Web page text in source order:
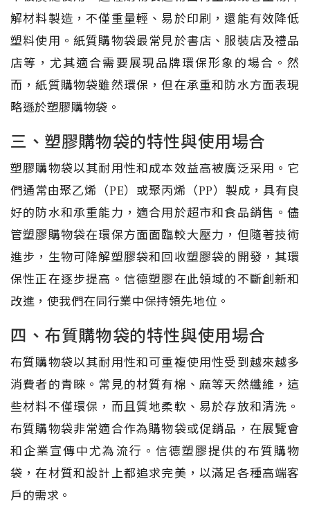
解材料製造，不僅重量輕、易於印刷，還能有效降低
塑料使用。紙質購物袋最常見於書店、服裝店及禮品
店等，尤其適合需要展現品牌環保形象的場合。然
而，紙質購物袋雖然環保，但在承重和防水方面表現
略遜於塑膠購物袋。
三、塑膠購物袋的特性與使用場合
塑膠購物袋以其耐用性和成本效益高被廣泛采用。它
們通常由聚乙烯（PE）或聚丙烯（PP）製成，具有良
好的防水和承重能力，適合用於超市和食品銷售。儘
管塑膠購物袋在環保方面面臨較大壓力，但隨著技術
進步，生物可降解塑膠袋和回收塑膠袋的開發，其環
保性正在逐步提高。信德塑膠在此領域的不斷創新和
改進，使我們在同行業中保持領先地位。
四、布質購物袋的特性與使用場合
布質購物袋以其耐用性和可重複使用性受到越來越多
消費者的青睞。常見的材質有棉、麻等天然纖維，這
些材料不僅環保，而且質地柔軟、易於存放和清洗。
布質購物袋非常適合作為購物袋或促銷品，在展覽會
和企業宣傳中尤為流行。信德塑膠提供的布質購物
袋，在材質和設計上都追求完美，以滿足各種高端客
戶的需求。